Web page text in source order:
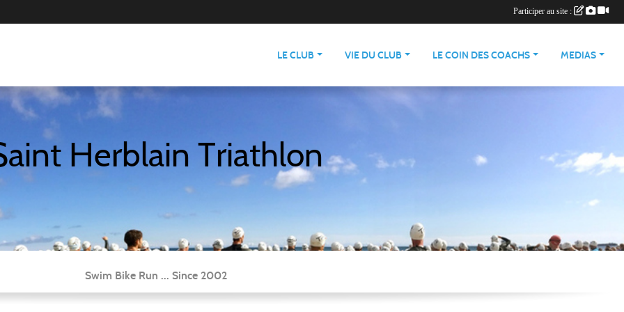
LE CLUB VIE DU CLUB LE COIN DES COACHS MEDIAS
Herblain Triathlon
Swim Bike Run ... Since 2002
Participer au site :